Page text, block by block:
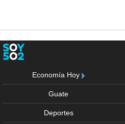
Economía Hoy
Guate
Deportes